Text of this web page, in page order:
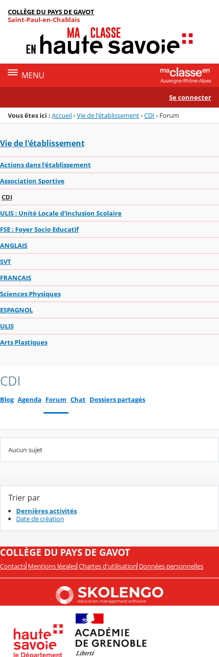
Menu de la rubrique
Contenu
COLLÈGE DU PAYS DE GAVOT
Saint-Paul-en-Chablais
MENU
Se connecter
Vous êtes ici : Accueil›Vie de l'établissement›CDI › Forum
Vie de l'établissement
Actions dans l'établissement
Association Sportive
CDI
ULIS : Unité Locale d'Inclusion Scolaire
FSE : Foyer Socio Educatif
ANGLAIS
SVT
FRANÇAIS
Sciences Physiques
ESPAGNOL
ULIS
Arts Plastiques
CDI
Blog Agenda Forum Chat Dossiers partagés
Aucun sujet
Trier par
Dernières activités
Date de création
COLLÈGE DU PAYS DE GAVOT
Contacts Mentions légales Chartes d'utilisation Données personnelles